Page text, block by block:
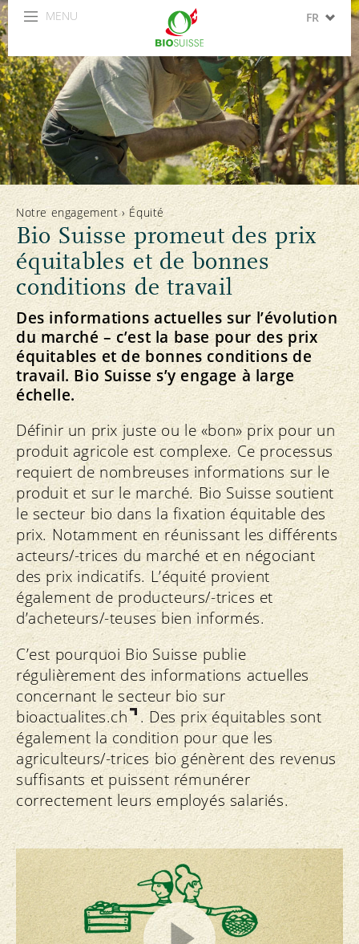
MENU FR
IT
EN
ES
Notre engagement› Équité
Bio Suisse promeut des prix
équitables et de bonnes
conditions de travail
Des informations actuelles sur l’évolution
du marché – c’est la base pour des prix
équitables et de bonnes conditions de
travail. Bio Suisse s’y engage à large
échelle.
Définir un prix juste ou le «bon» prix pour un
produit agricole est complexe. Ce processus
requiert de nombreuses informations sur le
produit et sur le marché. Bio Suisse soutient
le secteur bio dans la fixation équitable des
prix. Notamment en réunissant les différents
acteurs/-trices du marché et en négociant
des prix indicatifs. L’équité provient
également de producteurs/-trices et
d’acheteurs/-teuses bien informés.
C’est pourquoi Bio Suisse publie
régulièrement des informations actuelles
concernant le secteur bio sur
bioactualites.ch
. Des prix équitables sont
également la condition pour que les
agriculteurs/-trices bio génèrent des revenus
suffisants et puissent rémunérer
correctement leurs employés salariés.